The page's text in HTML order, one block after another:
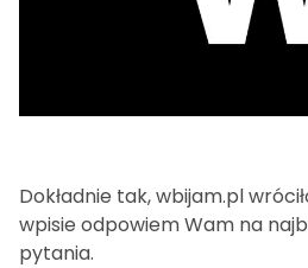
Dokładnie tak, wbijam.pl
wpisie odpowiem Wam na
pytania.